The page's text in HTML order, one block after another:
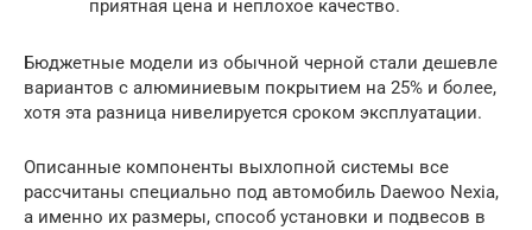
приятная цена и неплохое качество.
Бюджетные модели из обычной черной стали дешевле
вариантов с алюминиевым покрытием на 25% и более,
хотя эта разница нивелируется сроком эксплуатации.
Описанные компоненты выхлопной системы все
рассчитаны специально под автомобиль Daewoo Nexia,
а именно их размеры, способ установки и подвесов в